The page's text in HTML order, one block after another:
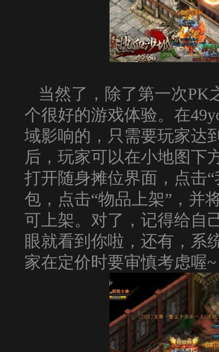
当然了，除了第一次PK
个很好的游戏体验。在
域影响的，只需要玩家达
后，玩家可以在小地图下
打开随身摊位界面，点击
包，点击“物品上架”，并
可上架。对了，记得给自
眼就看到你啦，还有，系
家在定价时要审慎考虑喔~